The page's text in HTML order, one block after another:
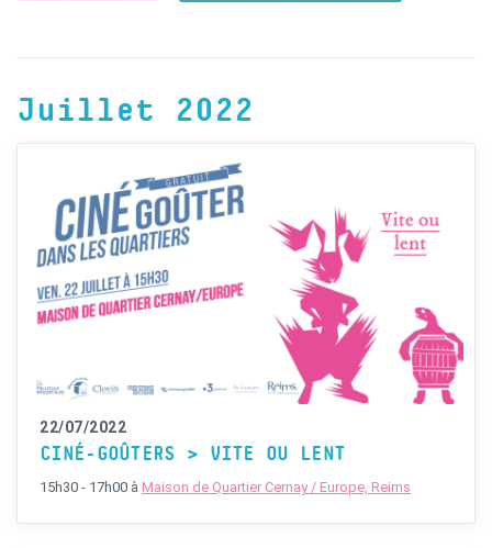
Juillet 2022
22/07/2022
CINÉ-GOÛTERS > VITE OU LENT
15h30 - 17h00 à Maison de Quartier Cernay / Europe, Reims